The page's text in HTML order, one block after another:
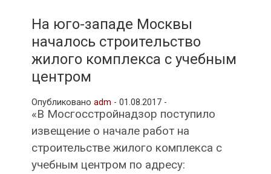
и
другие связанные со стройкой
На юго-западе Москвы
началось строительство
жилого комплекса с учебным
центром
Опубликовано adm - 01.08.2017 -
«В Мосгосстройнадзор поступило
извещение о начале работ на
строительстве жилого комплекса с
учебным центром по адресу: